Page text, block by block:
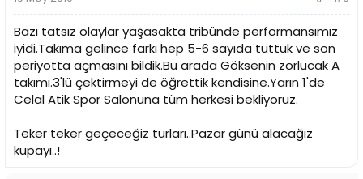
Bazı tatsız olaylar yaşasakta tribünde performansımız
iyidi.Takıma gelince farkı hep 5-6 sayıda tuttuk ve son
periyotta açmasını bildik.Bu arada Göksenin zorlucak A
takımı.3'lü çektirmeyi de öğrettik kendisine.Yarın 1'de
Celal Atik Spor Salonuna tüm herkesi bekliyoruz.
Teker teker geçeceğiz turları..Pazar günü alacağız
kupayı..!